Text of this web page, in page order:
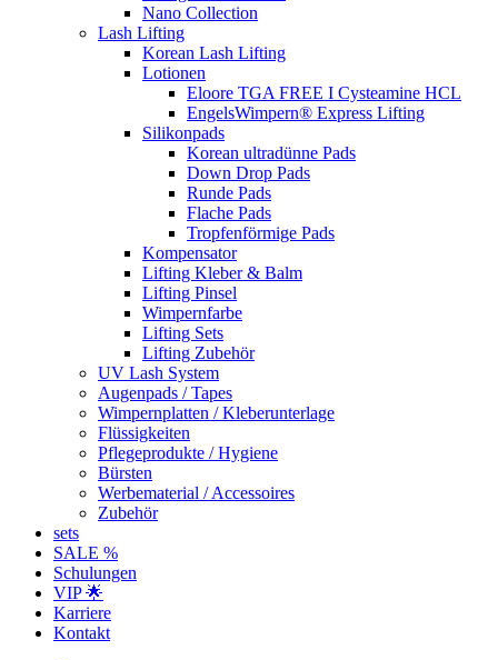
Nano Collection
Lash Lifting
Korean Lash Lifting
Lotionen
Eloore TGA FREE I Cysteamine HCL
EngelsWimpern® Express Lifting
Silikonpads
Korean ultradünne Pads
Down Drop Pads
Runde Pads
Flache Pads
Tropfenförmige Pads
Kompensator
Lifting Kleber & Balm
Lifting Pinsel
Wimpernfarbe
Lifting Sets
Lifting Zubehör
UV Lash System
Augenpads / Tapes
Wimpernplatten / Kleberunterlage
Flüssigkeiten
Pflegeprodukte / Hygiene
Bürsten
Werbematerial / Accessoires
Zubehör
sets
SALE %
Schulungen
VIP 🌟
Karriere
Kontakt